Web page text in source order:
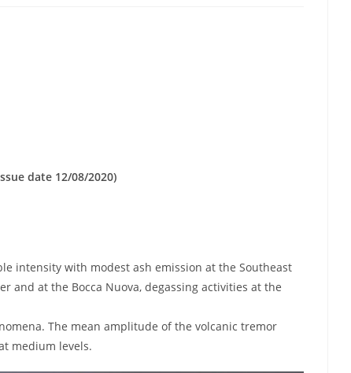
date 12/08/2020)
intensity with modest ash emission at the Southeast
and at the Bocca Nuova, degassing activities at the
The mean amplitude of the volcanic tremor
medium levels.